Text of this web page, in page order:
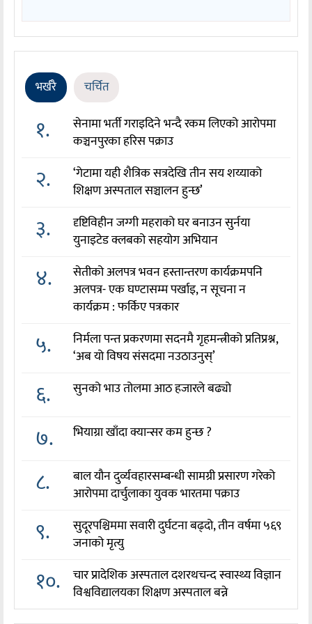
भर्खरै चर्चित
१.
सेनामा भर्ती गराइदिने भन्दै रकम लिएको आरोपमा
कञ्चनपुरका हरिस पक्राउ
२.
‘गेटामा यही शैत्रिक सत्रदेखि तीन सय शय्याको
शिक्षण अस्पताल सञ्चालन हुन्छ’
३.
दृष्टिविहीन जग्गी महराको घर बनाउन सुर्नया
युनाइटेड क्लबको सहयोग अभियान
४.
सेतीको अलपत्र भवन हस्तान्तरण कार्यक्रमपनि
अलपत्र- एक घण्टासम्म पर्खाइ, न सूचना न
कार्यक्रम : फर्किए पत्रकार
५.
निर्मला पन्त प्रकरणमा सदनमै गृहमन्त्रीको प्रतिप्रश्न,
‘अब यो विषय संसदमा नउठाउनुस्’
६. सुनको भाउ तोलमा आठ हजारले बढ्यो
७. भियाग्रा खाँदा क्यान्सर कम हुन्छ ?
८.
बाल यौन दुर्व्यवहारसम्बन्धी सामग्री प्रसारण गरेको
आरोपमा दार्चुलाका युवक भारतमा पक्राउ
९.
सुदूरपश्चिममा सवारी दुर्घटना बढ्दो, तीन वर्षमा ५६९
जनाको मृत्यु
१०.
चार प्रादेशिक अस्पताल दशरथचन्द स्वास्थ्य विज्ञान
विश्वविद्यालयका शिक्षण अस्पताल बन्ने